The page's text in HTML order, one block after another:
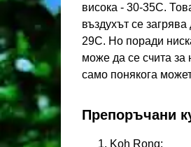
висока - 30-35С.
въздухът се
29С. Но поради
може да се счита за
само понякога
Препоръчани
Koh Rong;